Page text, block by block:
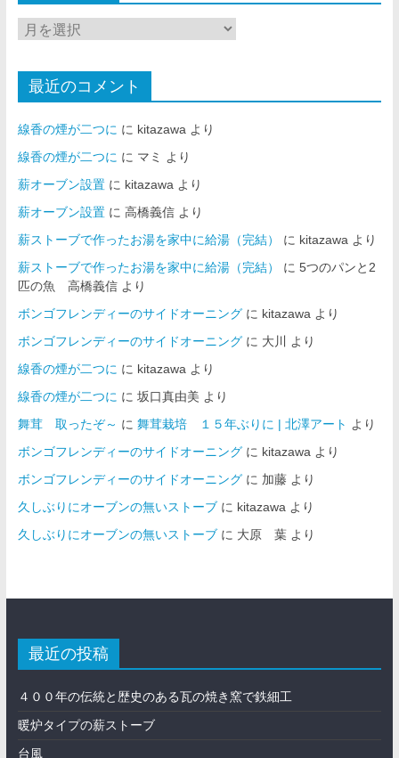
最近のコメント
線香の煙が二つに に kitazawa より
線香の煙が二つに に マミ
より
薪オーブン設置に kitazawa より
薪オーブン設置に 高橋義信より
薪ストーブで作ったお湯を家中に給湯（完結）
に kitazawa より
薪ストーブで作ったお湯を家中に給湯（完結）
に 5つのパンと2
匹の魚 高橋義信より
ボンゴフレンディーのサイドオーニングに kitazawa より
ボンゴフレンディーのサイドオーニングに 大川
より
線香の煙が二つに に kitazawa より
線香の煙が二つに に 坂口真由美 より
舞茸 取ったぞ～ に 舞茸栽培 １５年ぶりに | 北澤アート より
ボンゴフレンディーのサイドオーニングに kitazawa より
ボンゴフレンディーのサイドオーニングに 加藤より
久しぶりにオーブンの無いストーブに kitazawa より
久しぶりにオーブンの無いストーブに 大原 葉より
最近の投稿
４００年の伝統と歴史のある瓦の焼き窯で鉄細工
暖炉タイプの薪ストーブ
台風